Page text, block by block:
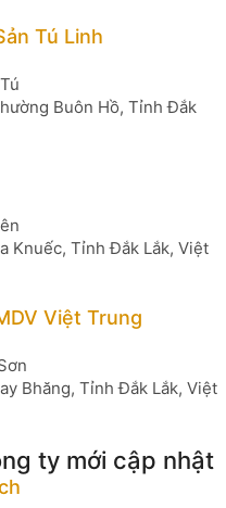
Tú Linh
Buôn Hồ, Tỉnh Đắk
Knuếc, Tỉnh Đắk Lắk, Việt
Việt Trung
Bhăng, Tỉnh Đắk Lắk, Việt
ty mới cập nhật